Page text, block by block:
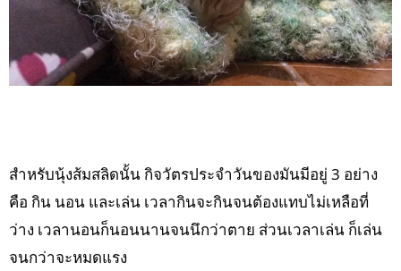
สำหรับนุ้งส้มสลิดนั้น กิจวัตรประจำวันของมันมีอยู่ 3 อย่าง
คือ กิน นอน และเล่น เวลากินจะกินจนต้องแทบไม่เหลือที่
ว่าง เวลานอนก็นอนนานจนนึกว่าตาย ส่วนเวลาเล่น ก็เล่น
จนกว่าจะหมดแรง